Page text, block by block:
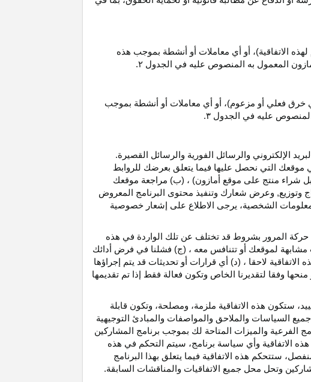
الاتفاقية)، أو أي معاملات أو أنشطة بموجب هذه
أمازون المعمول به المنصوص عليه في الجدول ۲.
خرق فعلي أو مزعوم)، أو أي معاملات أو أنشطة بموجب
عليه في الجدول ۳.
الإلكتروني والرسائل الفورية والرسائل القصيرة.
موقعك التي نحصل عليها فيما يتعلق بعرضك للروابط
شراء منتج على موقع أمازون) ، (ب) مراجعة موقعك
وتوزيع, وعرض شعارك وتنفيذ محتوى البرنامج المعروض
الشخصية، يرجى الاطلاع على إشعار خصوصية
حركة المرور بشروط قد تختلف عن تلك الواردة في هذه
مشابهة لموقعك أو تتنافس معه ، (ج) فشلنا في فرض أدائك
لاحقا ، (د) أي قرارات أو تحديثات قد يتم إجراؤها
وفقا لتقديرنا الخاص وتكون فعالة فقط إذا تم تقديمها
ستكون هذه الاتفاقية ملزمة، ومصلحة، وتكون قابلة
السياسات والملاحق والمواصفات والمبادئ التوجيهية
الفرعية والميزات المتاحة لك بموجب برنامج المشاركين
الاتفاقية وأي سياسة برنامج، سيتم التحكم في هذه
ستتحكم هذه الاتفاقية فيما يتعلق بهذا البرنامج
وتحل محل جميع الاتفاقيات والمناقشات السابقة.